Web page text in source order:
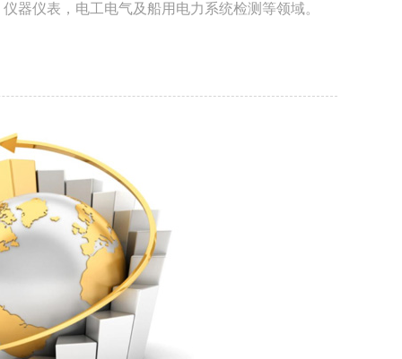
器仪表，电工电气及船用电力系统检测等领域。